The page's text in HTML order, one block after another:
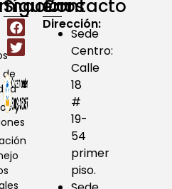
de
y
SíguenosContacto
Dirección:
Sede
Centro:
Calle
18
#
19-
54
primer
piso.